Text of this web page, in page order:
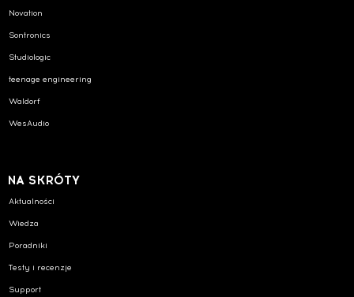
Novation
Sontronics
Studiologic
teenage engineering
Waldorf
WesAudio
NA SKRÓTY
Aktualności
Wiedza
Poradniki
Testy i recenzje
Support